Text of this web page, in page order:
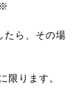
たら、その場
限ります。